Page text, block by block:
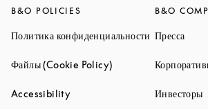
B&O POLICIES
Политика конфиденциальности Link Opens
Файлы (Cookie Policy)Link Opens in New
AccessibilityLink Opens in New Tab
B&O
ПрессаLink
Инвесторы